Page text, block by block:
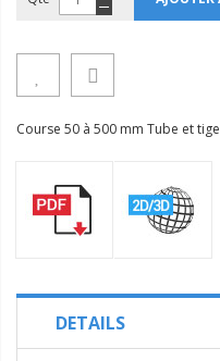
Course 50 à 500 mm Tube et
DETAILS